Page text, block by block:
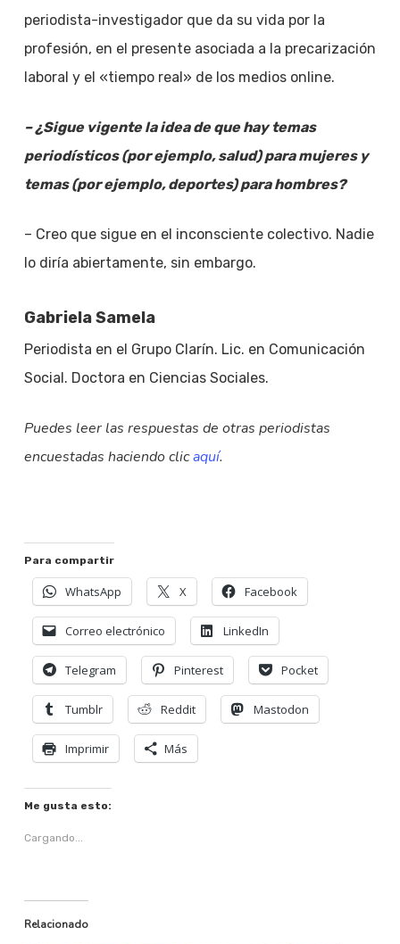
periodista-investigador que da su vida por la
profesión, en el presente asociada a la precarización
laboral y el «tiempo real» de los medios online.
– ¿Sigue vigente la idea de que hay temas
periodísticos (por ejemplo, salud) para mujeres y
temas (por ejemplo, deportes) para hombres?
– Creo que sigue en el inconsciente colectivo. Nadie
lo diría abiertamente, sin embargo.
Gabriela Samela
Periodista en el Grupo Clarín. Lic. en Comunicación
Social. Doctora en Ciencias Sociales.
Puedes leer las respuestas de otras periodistas
encuestadas haciendo clicaquí.
Para compartir
WhatsApp X Facebook
Correo electrónico LinkedIn
Telegram Pinterest Pocket
Tumblr Reddit Mastodon
Imprimir Más
Me gusta esto:
Cargando...
Relacionado